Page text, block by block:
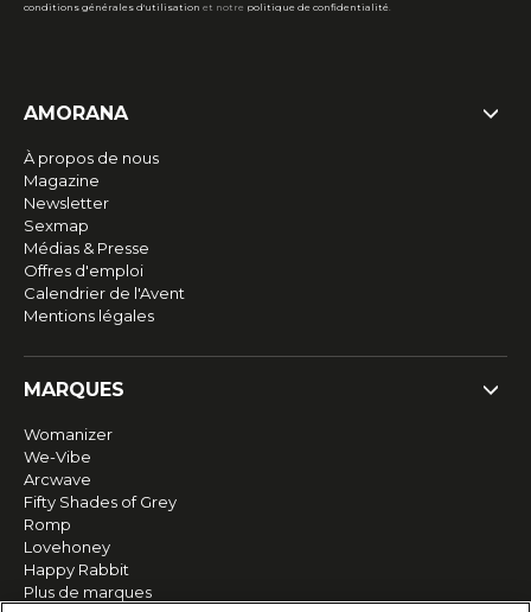
conditions générales d'utilisation et notre politique de confidentialité.
AMORANA
À propos de nous
Magazine
Newsletter
Sexmap
Médias & Presse
Offres d'emploi
Calendrier de l'Avent
Mentions légales
MARQUES
Womanizer
We-Vibe
Arcwave
Fifty Shades of Grey
Romp
Lovehoney
Happy Rabbit
Plus de marques